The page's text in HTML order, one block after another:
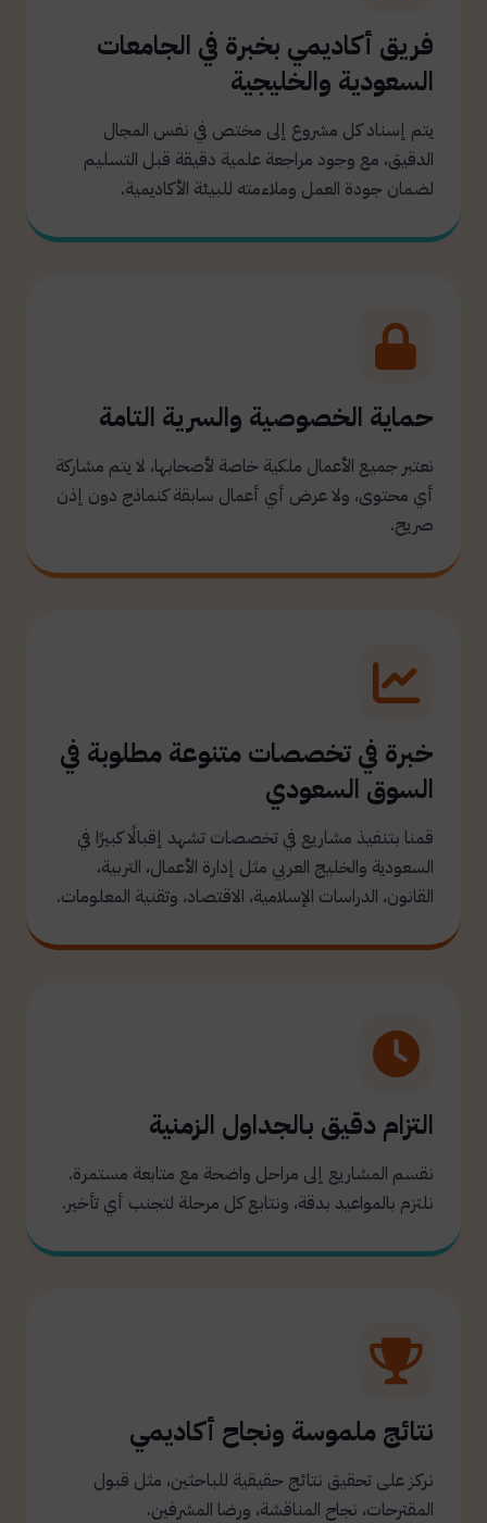
فريق أكاديمي بخبرة في الجامعات
السعودية والخليجية
يتم إسناد كل مشروع إلى مختص في نفس المجال
الدقيق، مع وجود مراجعة علمية دقيقة قبل التسليم
لضمان جودة العمل وملاءمته للبيئة الأكاديمية.
حماية الخصوصية والسرية التامة
نعتبر جميع الأعمال ملكية خاصة لأصحابها، لا يتم مشاركة
أي محتوى، ولا عرض أي أعمال سابقة كنماذج دون إذن
صريح.
خبرة في تخصصات متنوعة مطلوبة في
السوق السعودي
قمنا بتنفيذ مشاريع في تخصصات تشهد إقبالًا كبيرًا في
السعودية والخليج العربي مثل إدارة الأعمال، التربية،
القانون، الدراسات الإسلامية، الاقتصاد، وتقنية المعلومات.
التزام دقيق بالجداول الزمنية
نقسم المشاريع إلى مراحل واضحة مع متابعة مستمرة.
نلتزم بالمواعيد بدقة، ونتابع كل مرحلة لتجنب أي تأخير.
نتائج ملموسة ونجاح أكاديمي
نركز على تحقيق نتائج حقيقية للباحثين، مثل قبول
المقترحات، نجاح المناقشة، ورضا المشرفين.